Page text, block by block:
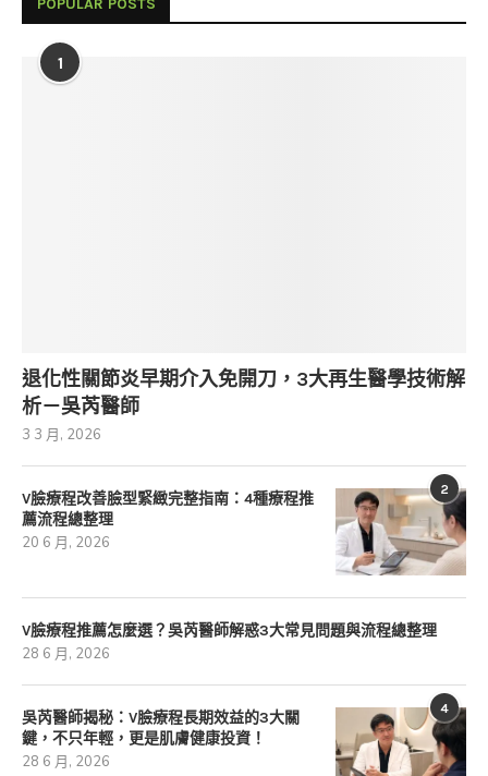
POPULAR POSTS
1
退化性關節炎早期介入免開刀，3大再生醫學技術解
析－吳芮醫師
3 3 月, 2026
2
V臉療程改善臉型緊緻完整指南：4種療程推
薦流程總整理
20 6 月, 2026
V臉療程推薦怎麼選？吳芮醫師解惑3大常見問題與流程總整理
28 6 月, 2026
4
吳芮醫師揭秘：V臉療程長期效益的3大關
鍵，不只年輕，更是肌膚健康投資！
28 6 月, 2026